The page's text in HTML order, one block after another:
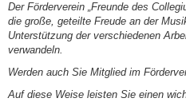
Der Förderverein „Freunde des
die große, geteilte Freude an der
Unterstützung der verschiedenen
verwandeln.
Werden auch Sie Mitglied im
Auf diese Weise leisten Sie einen